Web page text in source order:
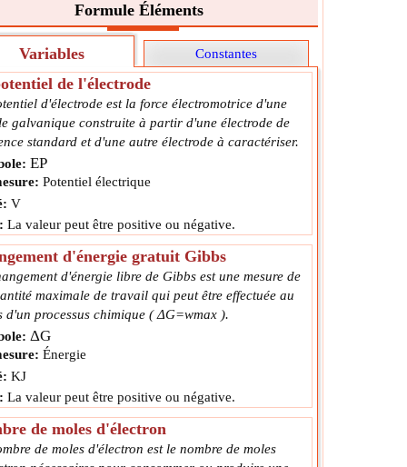
Formule Éléments
Variables Constantes
de l'électrode
d'électrode est la force électromotrice d'une
galvanique construite à partir d'une électrode de
standard et d'une autre électrode à caractériser.
EP
Potentiel électrique
V
La valeur peut être positive ou négative.
d'énergie gratuit Gibbs
d'énergie libre de Gibbs est une mesure de
maximale de travail qui peut être effectuée au
d'un processus chimique ( ΔG=wmax ).
ΔG
Énergie
KJ
La valeur peut être positive ou négative.
de moles d'électron
de moles d'électron est le nombre de moles